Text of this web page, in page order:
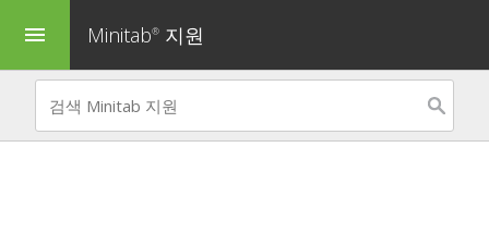
menu Minitab® 지원